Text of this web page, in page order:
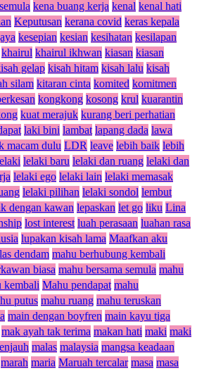
kena buang kerja kenal kenal hati
Keputusan kerana covid keras kepala
kesepian kesian kesihatan kesilapan
khairul khairul ikhwan kiasan kiasan
gelap kisah hitam kisah lalu kisah
silam kitaran cinta komited komitmen
kongkong kosong krul kuarantin
kuat merajuk kurang beri perhatian
laki bini lambat lapang dada lawa
macam dulu LDR leave lebih baik lebih
lelaki baru lelaki dan ruang lelaki dan
lelaki ego lelaki lain lelaki memasak
lelaki pilihan lelaki sondol lembut
dengan kawan lepaskan let go liku Lina
lost interest luah perasaan luahan rasa
lupakan kisah lama Maafkan aku
dendam mahu berhubung kembali
biasa mahu bersama semula mahu
kembali Mahu pendapat mahu
putus mahu ruang mahu teruskan
main dengan boyfren main kayu tiga
mak ayah tak terima makan hati maki maki
malas malaysia mangsa keadaan
marah maria Maruah tercalar masa masa